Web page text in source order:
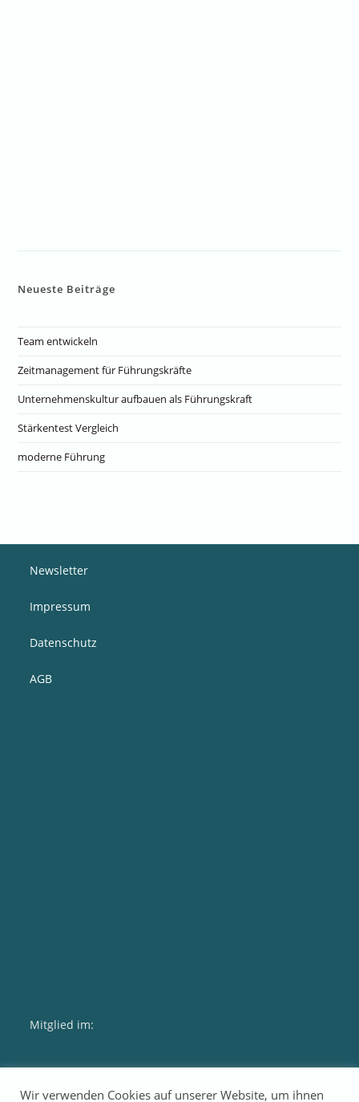
Neueste Beiträge
Team entwickeln
Zeitmanagement für Führungskräfte
Unternehmenskultur aufbauen als Führungskraft
Stärkentest Vergleich
moderne Führung
Newsletter
Impressum
Datenschutz
AGB
Mitglied im:
Wir verwenden Cookies auf unserer Website, um ihnen